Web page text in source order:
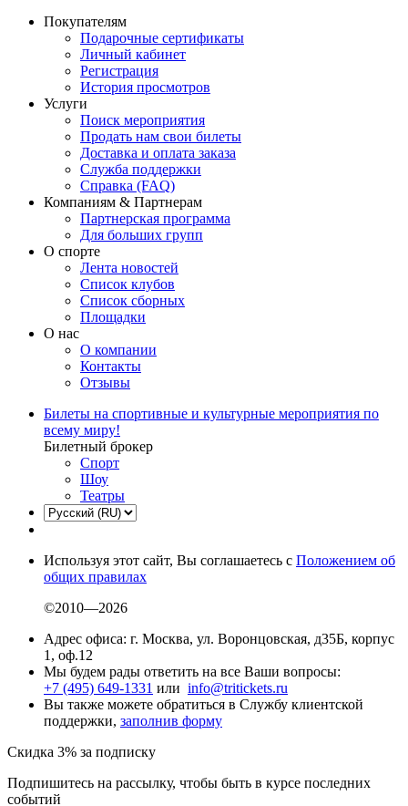
Покупателям
Подарочные сертификаты
Личный кабинет
Регистрация
История просмотров
Услуги
Поиск мероприятия
Продать нам свои билеты
Доставка и оплата заказа
Служба поддержки
Справка (FAQ)
Компаниям & Партнерам
Партнерская программа
Для больших групп
О спорте
Лента новостей
Список клубов
Список сборных
Площадки
О нас
О компании
Контакты
Отзывы
Билеты на спортивные и культурные мероприятия по
всему миру!
Билетный брокер
Спорт
Шоу
Театры
Используя этот сайт, Вы соглашаетесь с Положением об
общих правилах
©2010—2026
Адрес офиса: г. Москва, ул. Воронцовская, д35Б, корпус
1, оф.12
Мы будем рады ответить на все Ваши вопросы:
+7 (495) 649-1331 или info@tritickets.ru
Вы также можете обратиться в Службу клиентской
поддержки, заполнив форму
Скидка 3% за подписку
Подпишитесь на рассылку, чтобы быть в курсе последних
событий